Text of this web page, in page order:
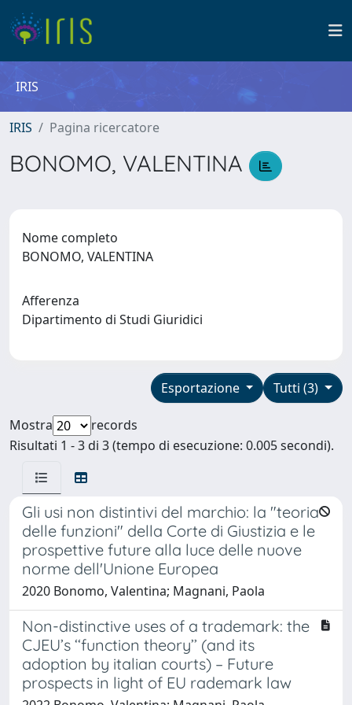
IRIS
IRIS Pagina ricercatore
BONOMO, VALENTINA
Nome completo
BONOMO, VALENTINA
Afferenza
Dipartimento di Studi Giuridici
Tutti (3)
Esportazione
Mostra
records
Risultati 1 - 3 di 3 (tempo di esecuzione: 0.005 secondi).
Gli usi non distintivi del marchio: la "teoria
delle funzioni" della Corte di Giustizia e le
prospettive future alla luce delle nuove
norme dell'Unione Europea
2020 Bonomo, Valentina; Magnani, Paola
Non-distinctive uses of a trademark: the
CJEU’s ‘‘function theory’’ (and its
adoption by italian courts) – Future
prospects in light of EU rademark law